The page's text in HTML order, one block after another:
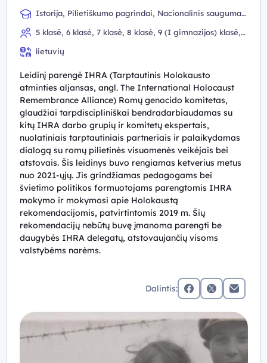
Istorija, Pilietiškumo pagrindai, Nacionalinis saugumas
5 klasė, 6 klasė, 7 klasė, 8 klasė, 9 (I gimnazijos) klasė,
klasėlietuvių
Leidinį parengė IHRA (Tarptautinis Holokausto
atminties aljansas, angl. The International Holocaust
Remembrance Alliance) Romų genocido komitetas,
glaudžiai tarpdiscipliniškai bendradarbiaudamas su
kitų IHRA darbo grupių ir komitetų ekspertais,
nuolatiniais tarptautiniais partneriais ir palaikydamas
dialogą su romų pilietinės visuomenės veikėjais bei
atstovais. Šis leidinys buvo rengiamas ketverius metus
nuo 2021-ųjų. Jis grindžiamas pedagogams bei
švietimo politikos formuotojams parengtomis IHRA
mokymo ir mokymosi apie Holokaustą
rekomendacijomis, patvirtintomis 2019 m. Šių
rekomendacijų nebūtų buvę įmanoma parengti be
daugybės IHRA delegatų, atstovaujančių visoms
valstybėms narėms.
Dalintis:
facebookx (twitter)